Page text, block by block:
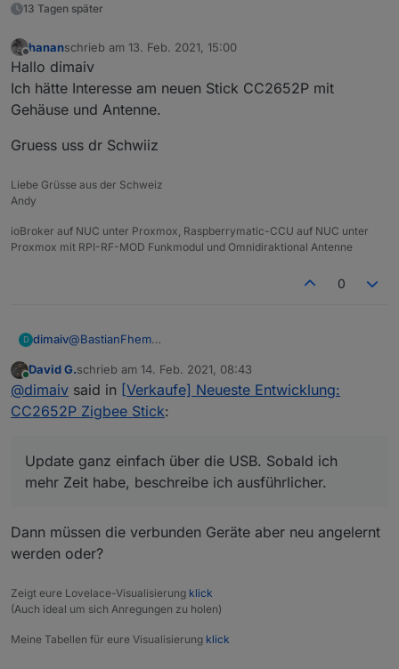
13 Tagen später
Offline
hananschrieb am 13. Feb. 2021, 15:00
zuletzt editiert von
Hallo dimaiv
Ich hätte Interesse am neuen Stick CC2652P mit
Gehäuse und Antenne.
Gruess uss dr Schwiiz
Liebe Grüsse aus der Schweiz
Andy
ioBroker auf NUC unter Proxmox, Raspberrymatic-CCU auf NUC unter
Proxmox mit RPI-RF-MOD Funkmodul und Omnidiraktional Antenne
0
D dimaiv@BastianFhem
Update ganz einfach über die USB
Online
David G.schrieb am 14. Feb. 2021, 08:43
zuletzt editiert von
@dimaiv said in [Verkaufe] Neueste Entwicklung:
CC2652P Zigbee Stick:
Update ganz einfach über die USB. Sobald ich
mehr Zeit habe, beschreibe ich ausführlicher.
Dann müssen die verbunden Geräte aber neu angelernt
werden oder?
Zeigt eure Lovelace-Visualisierung klick
(Auch ideal um sich Anregungen zu holen)
Meine Tabellen für eure Visualisierung klick